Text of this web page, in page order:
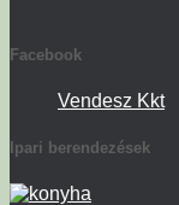
Facebook
Vendesz Kkt
Ipari berendezések